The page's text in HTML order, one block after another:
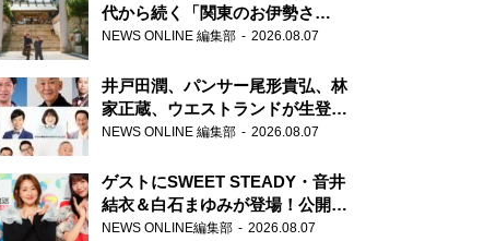
代から続く「関東のお伊勢さ
ま」、芝大神宮にてランパンプス
NEWS ONLINE 編集部 2026.08.07
井戸田潤、パンサー尾形貴弘、林
家正蔵、ウエストランドが生登
場！『ラジオビバリー昼ズ』
NEWS ONLINE 編集部 2026.08.07
ゲストにSWEET STEADY・音井
結衣＆白石まゆみが登場！公開収
録で素顔全開！
NEWS ONLINE編集部 2026.08.07